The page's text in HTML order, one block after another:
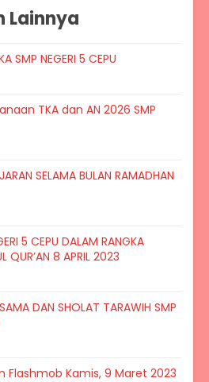
Lainnya
SMP NEGERI 5 CEPU
TKA dan AN 2026 SMP
SELAMA BULAN RAMADHAN
5 CEPU DALAM RANGKA
QUR’AN 8 APRIL 2023
DAN SHOLAT TARAWIH SMP
Kamis, 9 Maret 2023